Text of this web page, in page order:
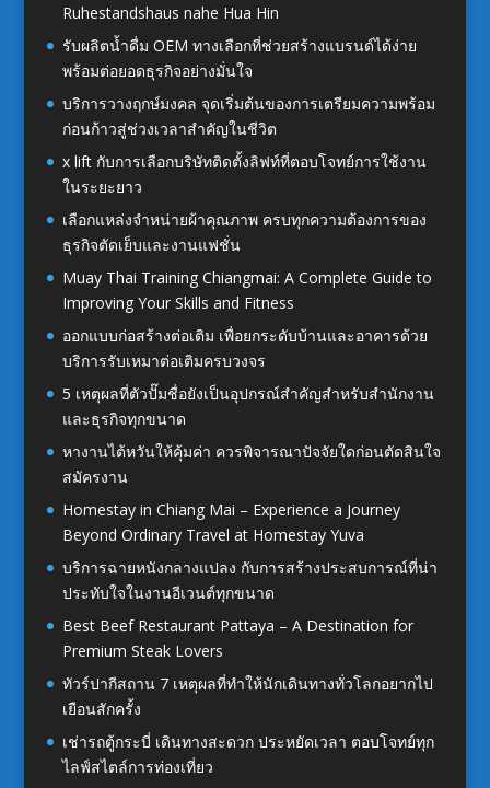
Ruhestandshaus nahe Hua Hin
รับผลิตน้ำดื่ม OEM ทางเลือกที่ช่วยสร้างแบรนด์ได้ง่าย
พร้อมต่อยอดธุรกิจอย่างมั่นใจ
บริการวางฤกษ์มงคล จุดเริ่มต้นของการเตรียมความพร้อม
ก่อนก้าวสู่ช่วงเวลาสำคัญในชีวิต
x lift กับการเลือกบริษัทติดตั้งลิฟท์ที่ตอบโจทย์การใช้งาน
ในระยะยาว
เลือกแหล่งจำหน่ายผ้าคุณภาพ ครบทุกความต้องการของ
ธุรกิจตัดเย็บและงานแฟชั่น
Muay Thai Training Chiangmai: A Complete Guide to
Improving Your Skills and Fitness
ออกแบบก่อสร้างต่อเติม เพื่อยกระดับบ้านและอาคารด้วย
บริการรับเหมาต่อเติมครบวงจร
5 เหตุผลที่ตัวปั๊มชื่อยังเป็นอุปกรณ์สำคัญสำหรับสำนักงาน
และธุรกิจทุกขนาด
หางานไต้หวันให้คุ้มค่า ควรพิจารณาปัจจัยใดก่อนตัดสินใจ
สมัครงาน
Homestay in Chiang Mai – Experience a Journey
Beyond Ordinary Travel at Homestay Yuva
บริการฉายหนังกลางแปลง กับการสร้างประสบการณ์ที่น่า
ประทับใจในงานอีเวนต์ทุกขนาด
Best Beef Restaurant Pattaya – A Destination for
Premium Steak Lovers
ทัวร์ปากีสถาน 7 เหตุผลที่ทำให้นักเดินทางทั่วโลกอยากไป
เยือนสักครั้ง
เช่ารถตู้กระบี่ เดินทางสะดวก ประหยัดเวลา ตอบโจทย์ทุก
ไลฟ์สไตล์การท่องเที่ยว